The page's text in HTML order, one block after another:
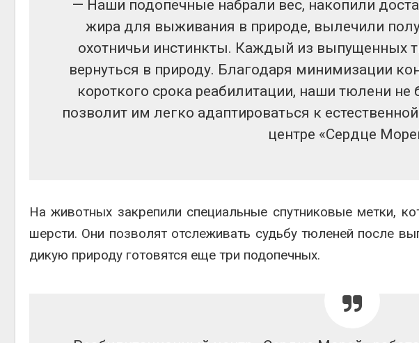
— Наши подопечные набрали вес, накопили
жира для выживания в природе, вылечили
охотничьи инстинкты. Каждый из выпущенных
вернуться в природу. Благодаря минимизации
короткого срока реабилитации, наши тюлени
позволит им легко адаптироваться к
центре «Сердце
На животных закрепили специальные спутниковые метки,
шерсти. Они позволят отслеживать судьбу тюленей после
дикую природу готовятся еще три подопечных.